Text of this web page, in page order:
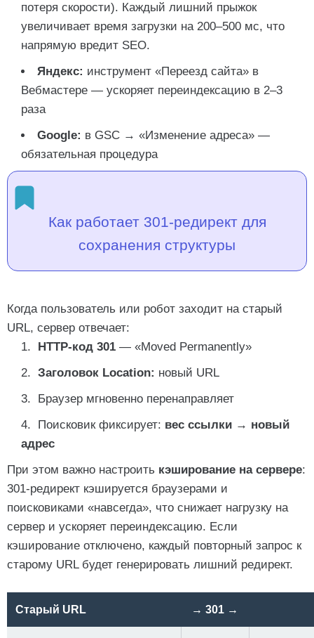
потеря скорости). Каждый лишний прыжок
увеличивает время загрузки на 200–500 мс, что
напрямую вредит SEO.
Яндекс: инструмент «Переезд сайта» в
Вебмастере — ускоряет переиндексацию в 2–3
раза
Google: в GSC → «Изменение адреса» —
обязательная процедура
Как работает 301-редирект для
сохранения структуры
Когда пользователь или робот заходит на старый
URL, сервер отвечает:
HTTP-код 301 — «Moved Permanently»
Заголовок Location: новый URL
Браузер мгновенно перенаправляет
Поисковик фиксирует: вес ссылки → новый
адрес
При этом важно настроить кэширование на сервере:
301-редирект кэшируется браузерами и
поисковиками «навсегда», что снижает нагрузку на
сервер и ускоряет переиндексацию. Если
кэширование отключено, каждый повторный запрос к
старому URL будет генерировать лишний редирект.
Старый URL → 301 →